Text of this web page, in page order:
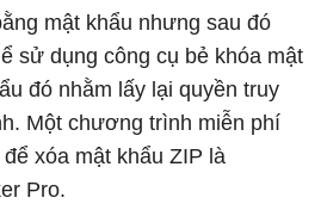
mật khẩu nhưng sau đó
sử dụng công cụ bẻ khóa mật
đó nhằm lấy lại quyền truy
Một chương trình miễn phí
xóa mật khẩu ZIP là
Pro.